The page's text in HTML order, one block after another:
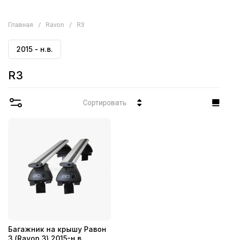
Главная / Ravon / R3
2015 - н.в.
R3
Сортировать
Багажник на крышу Равон
3 (Ravon 3) 2015-н.в,